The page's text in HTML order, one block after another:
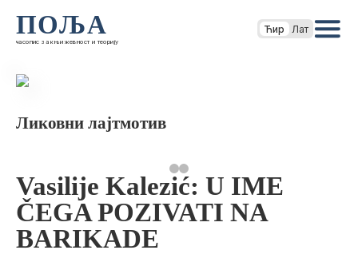
ПОЉА
часопис за књижевност и теорију
Ћир Лат
Ликовни лајтмотив
Vasilije Kalezić: U IME
ČEGA POZIVATI NA
BARIKADE